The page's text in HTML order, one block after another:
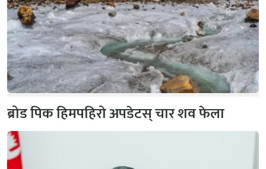
ब्रोड पिक हिमपहिरो अपडेटस् चार शव फेला